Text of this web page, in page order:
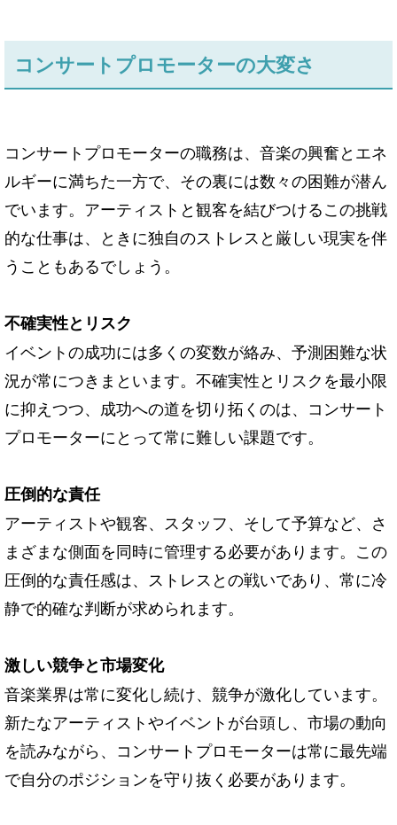
コンサートプロモーターの大変さ
コンサートプロモーターの職務は、音楽の興奮とエネ
ルギーに満ちた一方で、その裏には数々の困難が潜ん
でいます。アーティストと観客を結びつけるこの挑戦
的な仕事は、ときに独自のストレスと厳しい現実を伴
うこともあるでしょう。
不確実性とリスク
イベントの成功には多くの変数が絡み、予測困難な状
況が常につきまといます。不確実性とリスクを最小限
に抑えつつ、成功への道を切り拓くのは、コンサート
プロモーターにとって常に難しい課題です。
圧倒的な責任
アーティストや観客、スタッフ、そして予算など、さ
まざまな側面を同時に管理する必要があります。この
圧倒的な責任感は、ストレスとの戦いであり、常に冷
静で的確な判断が求められます。
激しい競争と市場変化
音楽業界は常に変化し続け、競争が激化しています。
新たなアーティストやイベントが台頭し、市場の動向
を読みながら、コンサートプロモーターは常に最先端
で自分のポジションを守り抜く必要があります。